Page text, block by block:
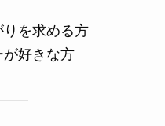
りを求める方
好きな方